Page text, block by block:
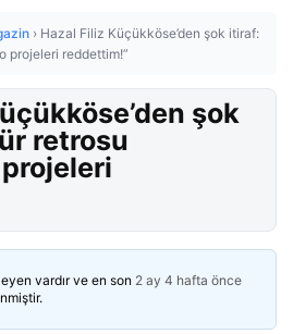
› Hazal Filiz Küçükköse’den şok itiraf:
projeleri reddettim!”
şok
retrosu
vardır ve en son 2 ay 4 hafta önce